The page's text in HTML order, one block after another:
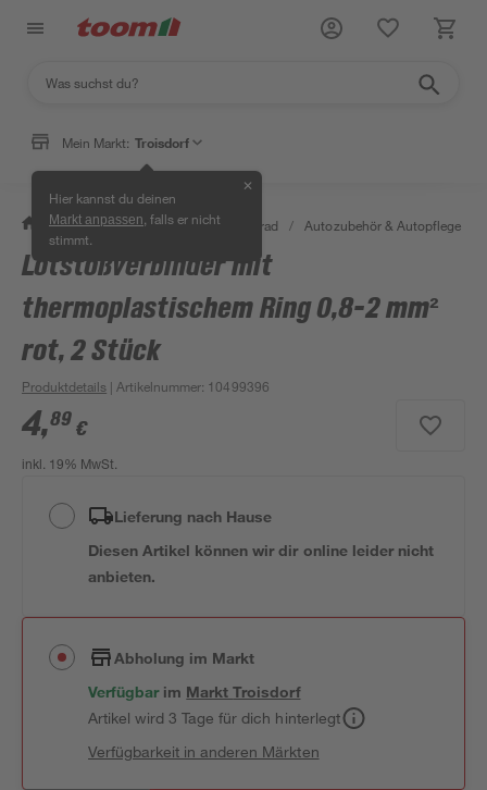
Mein Markt: Troisdorf
Hier kannst du deinen
Markt anpassen , falls er nicht
stimmt.
✕
/ Garten & Freizeit / Auto & Fahrrad / Autozubehör & Autopflege
Lötstoßverbinder mit
thermoplastischem Ring 0,8-2 mm²
rot, 2 Stück
Produktdetails | Artikelnummer: 10499396
4,89 €
inkl. 19% MwSt.
Lieferung nach Hause
Diesen Artikel können wir dir online leider nicht
anbieten.
Abholung im Markt
Verfügbar im MarktTroisdorf
Artikel wird 3 Tage für dich hinterlegt
Verfügbarkeit in anderen Märkten